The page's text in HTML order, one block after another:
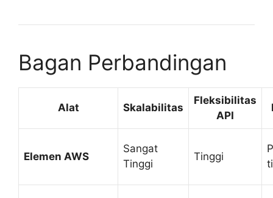
Bagan Perbandingan
Alat Skalabilitas
Fleksibilitas
API
Elemen AWS
Sangat
Tinggi
Tinggi